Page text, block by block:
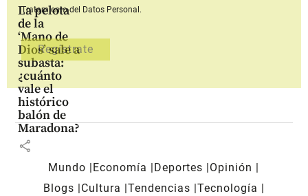
La pelota
de la
‘Mano de
Dios’ sale a
subasta:
¿cuánto
vale el
histórico
balón de
Maradona?
share
Tratamiento del Datos Personal.
Mundo Economía Deportes
Opinión
Blogs
Cultura Tendencias Tecnología